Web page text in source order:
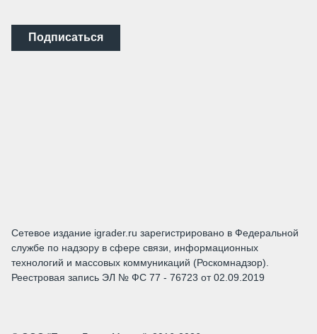
Подписаться
Сетевое издание igrader.ru зарегистрировано в Федеральной
службе по надзору в сфере связи, информационных
технологий и массовых коммуникаций (Роскомнадзор).
Реестровая запись ЭЛ № ФС 77 - 76723 от 02.09.2019